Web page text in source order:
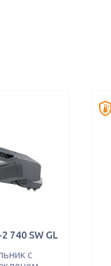
740 SW GL
с